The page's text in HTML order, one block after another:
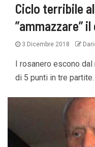
Ciclo terribile
”ammazzare”
3 Dicembre 2018
I rosanero escono
di 5 punti in tre partite.